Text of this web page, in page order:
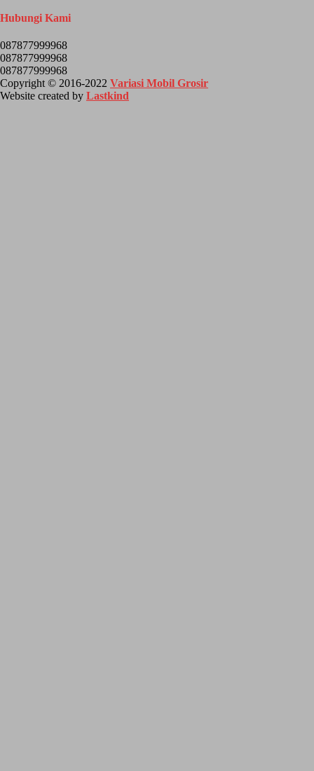
Hubungi Kami
087877999968
087877999968
087877999968
Copyright © 2016-2022 Variasi Mobil Grosir
Website created by Lastkind